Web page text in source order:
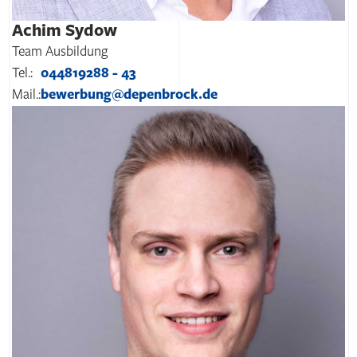
Achim Sydow
Team Ausbildung
Tel.: 044819288 - 43
Mail.:bewerbung@depenbrock.de